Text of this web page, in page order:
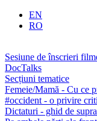
EN
RO
Sesiune de înscrieri
DocTalks
Secțiuni tematice
Femeie/Mamă - Cu ce
#occident - o privire
Dictaturi - ghid de